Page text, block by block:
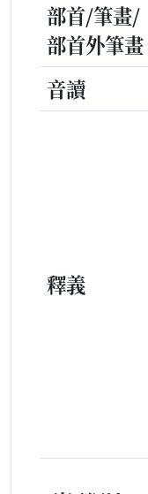
部首/筆畫/
部首外筆畫
音讀
釋義